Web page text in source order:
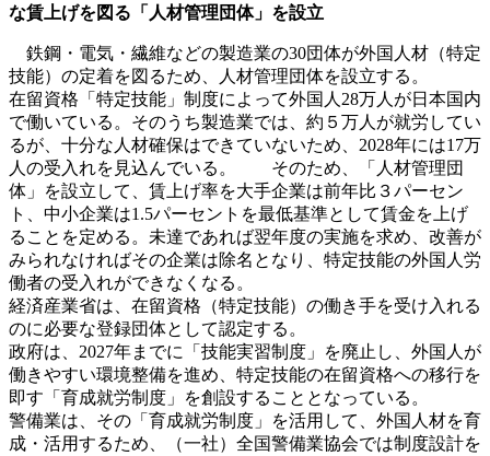
な賃上げを図る「人材管理団体」を設立
鉄鋼・電気・繊維などの製造業の30団体が外国人材（特定
技能）の定着を図るため、人材管理団体を設立する。
在留資格「特定技能」制度によって外国人28万人が日本国内
で働いている。そのうち製造業では、約５万人が就労してい
るが、十分な人材確保はできていないため、2028年には17万
人の受入れを見込んでいる。 そのため、「人材管理団
体」を設立して、賃上げ率を大手企業は前年比３パーセン
ト、中小企業は1.5パーセントを最低基準として賃金を上げ
ることを定める。未達であれば翌年度の実施を求め、改善が
みられなければその企業は除名となり、特定技能の外国人労
働者の受入れができなくなる。
経済産業省は、在留資格（特定技能）の働き手を受け入れる
のに必要な登録団体として認定する。
政府は、2027年までに「技能実習制度」を廃止し、外国人が
働きやすい環境整備を進め、特定技能の在留資格への移行を
即す「育成就労制度」を創設することとなっている。
警備業は、その「育成就労制度」を活用して、外国人材を育
成・活用するため、（一社）全国警備業協会では制度設計を